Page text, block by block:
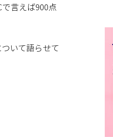
言えば900点
いて語らせて